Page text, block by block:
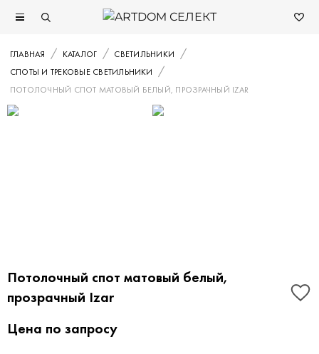
ГЛАВНАЯ КАТАЛОГ
СВЕТИЛЬНИКИ
СПОТЫ И ТРЕКОВЫЕ СВЕТИЛЬНИКИ
ПОТОЛОЧНЫЙ СПОТ МАТОВЫЙ БЕЛЫЙ, ПРОЗРАЧНЫЙ IZAR
Потолочный спот матовый белый,
прозрачный Izar
Цена по запросу